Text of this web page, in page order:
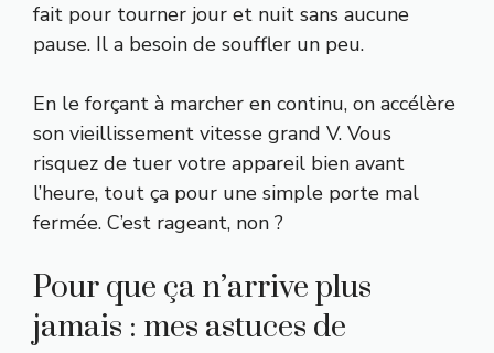
fait pour tourner jour et nuit sans aucune
pause. Il a besoin de souffler un peu.
En le forçant à marcher en continu, on accélère
son vieillissement vitesse grand V. Vous
risquez de tuer votre appareil bien avant
l’heure, tout ça pour une simple porte mal
fermée. C’est rageant, non ?
Pour que ça n’arrive plus
jamais : mes astuces de